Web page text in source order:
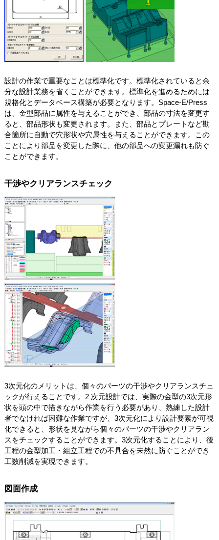
設計の作業で重要なことは標準化です。標準化されていると余
分な設計業務を省くことができます。標準化を進めるためには
規格化とデータベース構築が必要となります。Space-E/Press
は、金型部品に属性を与えることができ、部品の寸法を変更す
ると、部品形状も変更されます。また、部品とプレートなど勘
合箇所に自動で穴形状や穴属性を与えることができます。この
ことにより部品を変更した際に、他の部品への変更漏れも防ぐ
ことができます。
干渉やクリアランスチェック
3次元化のメリットは、個々のパーツの干渉やクリアランスチェ
ックが行えることです。2 次元設計では、実際の金型の3次元形
状を頭の中で描きながら作業を行う必要があり、熟練した設計
者でなければ困難な作業ですが、3次元化により設計要素が可視
化できると、形状を見ながら個々のパーツの干渉やクリアラン
スをチェックすることができます。3次元化することにより、後
工程の金型加工・組立工程での不具合を未然に防ぐことができ
工数削減を実現できます。
図面作成